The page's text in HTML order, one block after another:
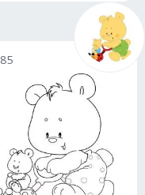
85